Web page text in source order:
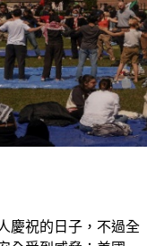
慶祝的日子，不過全